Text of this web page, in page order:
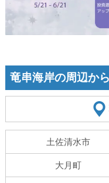
竜串海岸の周辺か
土佐清水市
大月町